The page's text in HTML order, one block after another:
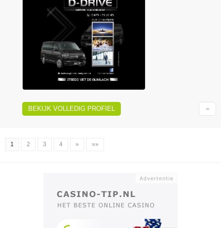
BEKIJK VOLLEDIG PROFIEL
1 2 3 4 » »»